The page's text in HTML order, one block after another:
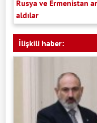
Rusya ve Ermenistan
aldılar
İlişkili haber: